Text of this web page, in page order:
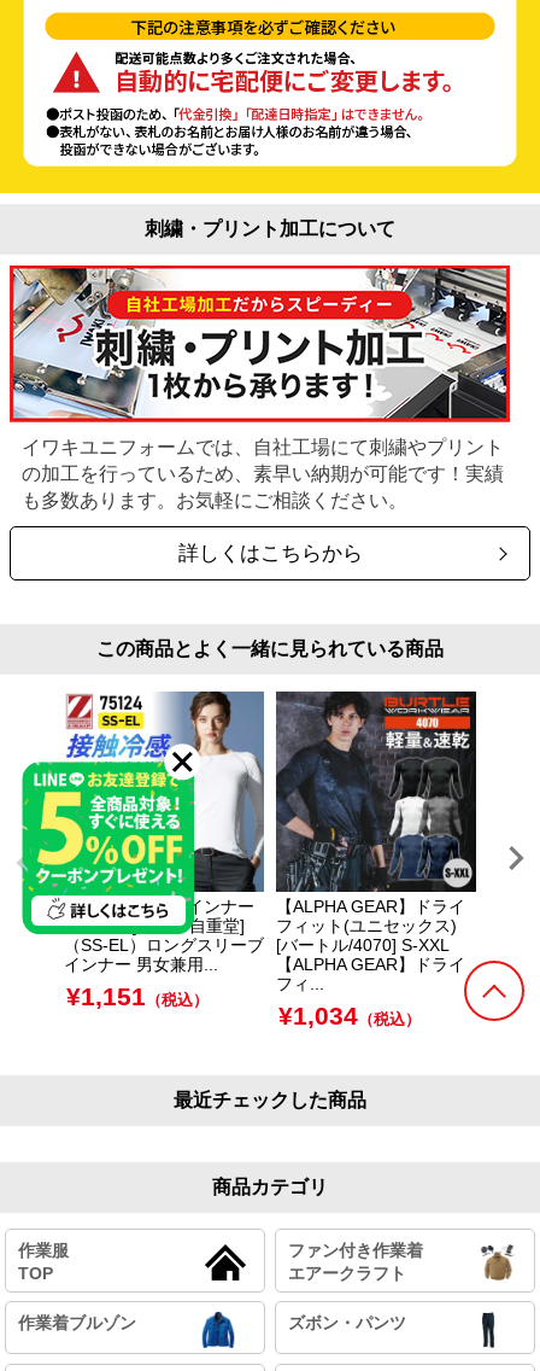
刺繍・プリント加工について
イワキユニフォームでは、自社工場にて刺繍やプリント
の加工を行っているため、素早い納期が可能です！実績
も多数あります。お気軽にご相談ください。
詳しくはこちらから
この商品とよく一緒に見られている商品
ロングスリーブ インナー
男女兼用[75124/自重堂]
（SS-EL）ロングスリーブ
インナー 男女兼用...
¥1,151 （税込）
【ALPHA GEAR】ドライ
フィット(ユニセックス)
[バートル/4070] S-XXL
【ALPHA GEAR】ドライ
フィ...
¥1,034 （税込）
(ユニ
¥
最近チェックした商品
商品カテゴリ
作業服
TOP
ファン付き作業着
エアークラフト
作業着ブルゾン ズボン・パンツ